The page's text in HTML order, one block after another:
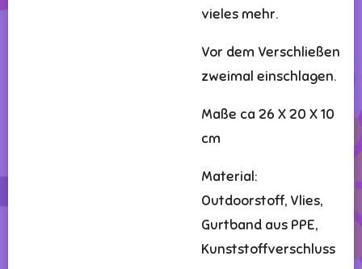
vieles mehr.
Vor dem Verschließen
zweimal einschlagen.
Maße ca 26 X 20 X 10
cm
Material:
Outdoorstoff, Vlies,
Gurtband aus PPE,
Kunststoffverschluss